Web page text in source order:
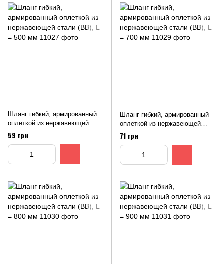
Шланг гибкий, армированный
оплеткой из нержавеющей
стали (ВВ), L = 500 мм
59 грн
Шланг гибкий, армированный
оплеткой из нержавеющей
стали (ВВ), L = 700 мм
71 грн